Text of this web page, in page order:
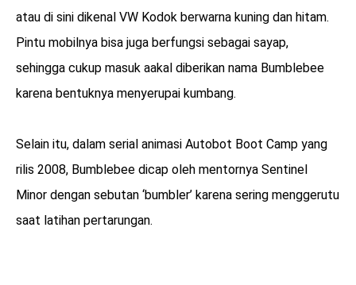
atau di sini dikenal VW Kodok berwarna kuning dan hitam.
Pintu mobilnya bisa juga berfungsi sebagai sayap,
sehingga cukup masuk aakal diberikan nama Bumblebee
karena bentuknya menyerupai kumbang.
Selain itu, dalam serial animasi Autobot Boot Camp yang
rilis 2008, Bumblebee dicap oleh mentornya Sentinel
Minor dengan sebutan ‘bumbler’ karena sering menggerutu
saat latihan pertarungan.